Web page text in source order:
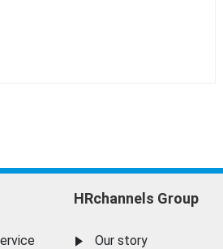
HRchannels Group
Our story